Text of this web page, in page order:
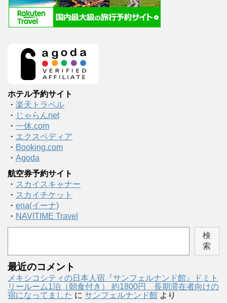
ホテル予約サイト
・ 楽天トラベル
・ じゃらんnet
・ 一休.com
・ エクスペディア
・ Booking.com
・ Agoda
航空券予約サイト
・ スカイスキャナー
・ スカイチケット
・ ena(イーナ)
・ NAVITIME Travel
検
索
最近のコメント
メキシコシティの日本人宿『サンフェルナンド館』ドミト
リールーム1泊（朝食付き） 約1800円 長期滞在者向けの
宿になってました に サンフェルナンド館 より